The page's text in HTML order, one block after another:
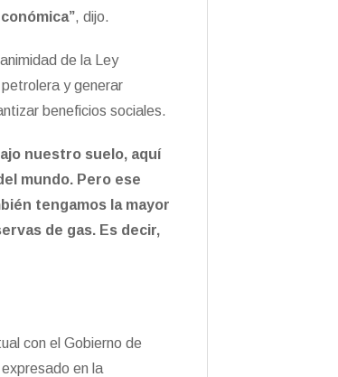
, dijo.
de la Ley
y generar
beneficios sociales.
nuestro suelo, aquí
mundo. Pero ese
tengamos la mayor
de gas. Es decir,
con el Gobierno de
en la